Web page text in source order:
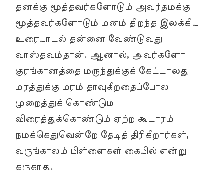
தனக்கு மூத்தவர்களோடும் அவர்தமக்கு
மூத்தவர்களோடும் மனம் திறந்த இலக்கிய
உரையாடல் தன்னை வேண்டுவது
வாஸ்தவம்தான். ஆனால், அவர்களோ
குரங்கானத்தை மருந்துக்குக் கேட்டாலது
மரத்துக்கு மரம் தாவுகிறதைப்போல
முறைத்துக் கொண்டும்
விரைத்துக்கொண்டும் ஏற்ற கூடாரம்
நமக்கெதுவென்றே தேடித் திரிகிறார்கள்,
வருங்காலம் பிள்ளைகள் கையில் என்று
கருதாது.